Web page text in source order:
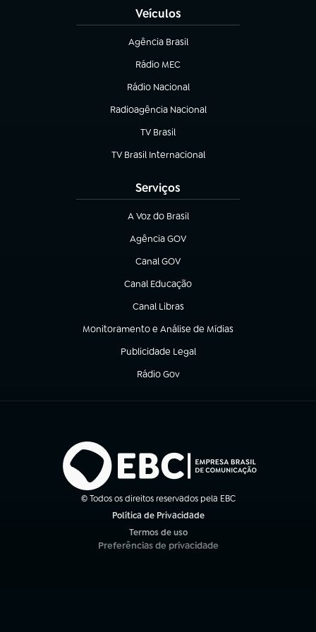
Veículos
Agência Brasil
(abre em nova aba)
Rádio MEC
(abre em nova aba)
Rádio Nacional
Radioagência Nacional
(abre em nova aba)
TV Brasil
(abre em nova aba)
TV Brasil Internacional
(abre em nova aba)
Serviços
A Voz do Brasil
(abre em nova aba)
Agência GOV
(abre em nova aba)
Canal GOV
(abre em nova aba)
Canal Educação
(abre em nova aba)
Canal Libras
(abre em nova aba)
Monitoramento e Análise de Mídias
(abre em nova aba)
Publicidade Legal
(abre em nova aba)
Rádio Gov
(abre em nova aba)
© Todos os direitos reservados pela EBC
Política de Privacidade
Termos de uso
(abre em nova aba)
Preferências de privacidade